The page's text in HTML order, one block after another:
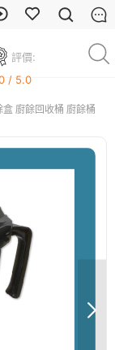
評價:
/ 5.0
廚餘回收桶 廚餘桶